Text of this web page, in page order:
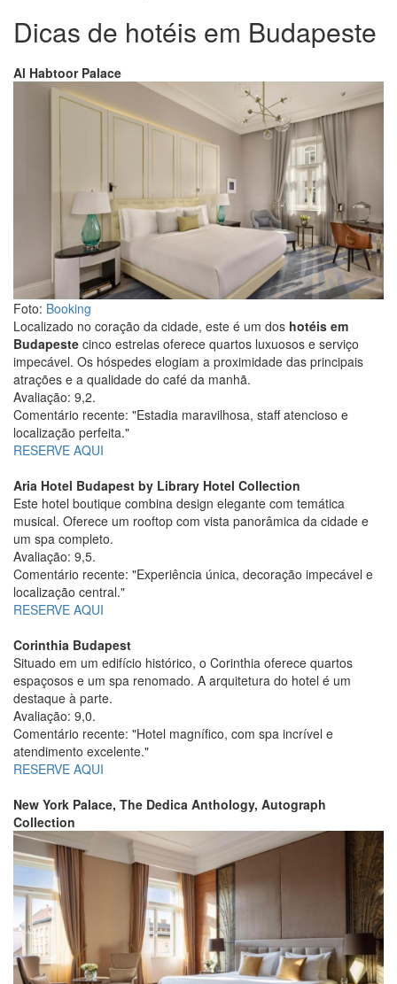
Dicas de hotéis em Budapeste
Al Habtoor Palace
Foto: Booking
Localizado no coração da cidade, este é um dos hotéis em
Budapeste cinco estrelas oferece quartos luxuosos e serviço
impecável. Os hóspedes elogiam a proximidade das principais
atrações e a qualidade do café da manhã.
Avaliação: 9,2.
Comentário recente: "Estadia maravilhosa, staff atencioso e
localização perfeita."
RESERVE AQUI
Aria Hotel Budapest by Library Hotel Collection
Este hotel boutique combina design elegante com temática
musical. Oferece um rooftop com vista panorâmica da cidade e
um spa completo.
Avaliação: 9,5.
Comentário recente: "Experiência única, decoração impecável e
localização central."
RESERVE AQUI
Corinthia Budapest
Situado em um edifício histórico, o Corinthia oferece quartos
espaçosos e um spa renomado. A arquitetura do hotel é um
destaque à parte.
Avaliação: 9,0.
Comentário recente: "Hotel magnífico, com spa incrível e
atendimento excelente."
RESERVE AQUI
New York Palace, The Dedica Anthology, Autograph
Collection